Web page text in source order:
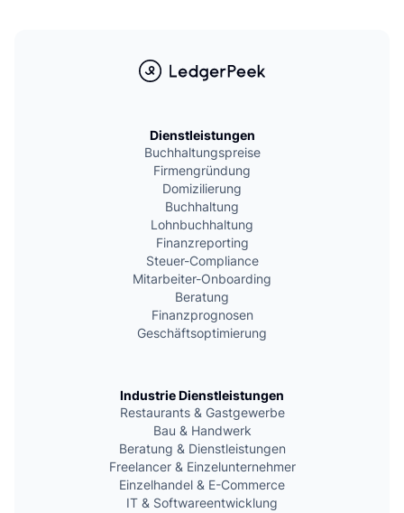
Dienstleistungen
Buchhaltungspreise
Firmengründung
Domizilierung
Buchhaltung
Lohnbuchhaltung
Finanzreporting
Steuer-Compliance
Mitarbeiter-Onboarding
Beratung
Finanzprognosen
Geschäftsoptimierung
Industrie Dienstleistungen
Restaurants & Gastgewerbe
Bau & Handwerk
Beratung & Dienstleistungen
Freelancer & Einzelunternehmer
Einzelhandel & E-Commerce
IT & Softwareentwicklung